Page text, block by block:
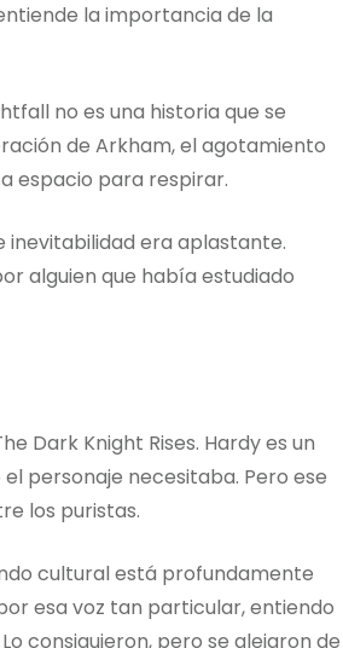
la importancia de la
no es una historia que se
de Arkham, el agotamiento
espacio para respirar.
inevitabilidad era aplastante.
alguien que había estudiado
Dark Knight Rises. Hardy es un
personaje necesitaba. Pero ese
los puristas.
cultural está profundamente
esa voz tan particular, entiendo
consiguieron, pero se alejaron de